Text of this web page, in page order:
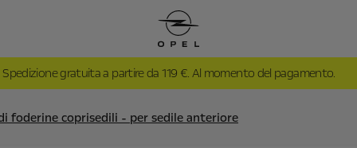
Spedizione gratuita a partire da 119 €. Al momento del pagamento.
foderine coprisedili - per sedile anteriore